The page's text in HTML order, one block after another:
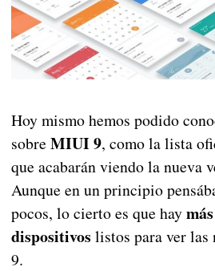
Hoy mismo hemos podido
sobre MIUI 9, como la lista
que acabarán viendo la nueva
Aunque en un principio
pocos, lo cierto es que hay
dispositivos listos para ver las
9.